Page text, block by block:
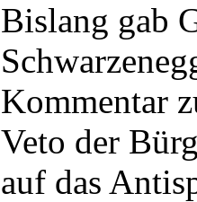
Bislang gab
Kommentar
Veto der
auf das